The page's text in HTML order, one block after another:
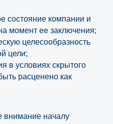
состояние компании и
момент ее заключения;
целесообразность
цели;
в условиях скрытого
расценено как
внимание началу
на наши